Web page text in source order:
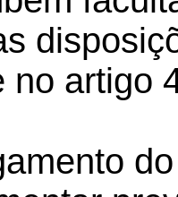
no artigo